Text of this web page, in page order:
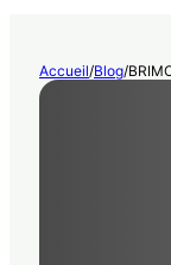
Accueil/Blog/